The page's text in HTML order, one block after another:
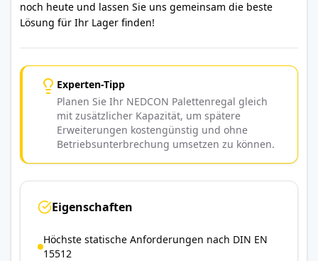
noch heute und lassen Sie uns gemeinsam die beste
Lösung für Ihr Lager finden!
Experten-Tipp
Planen Sie Ihr NEDCON Palettenregal gleich
mit zusätzlicher Kapazität, um spätere
Erweiterungen kostengünstig und ohne
Betriebsunterbrechung umsetzen zu können.
Eigenschaften
Höchste statische Anforderungen nach DIN EN
15512